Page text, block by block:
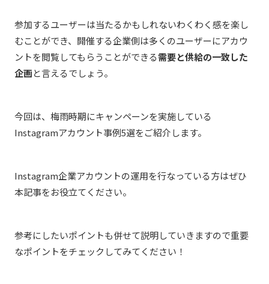
参加するユーザーは当たるかもしれないわくわく感を楽し
むことができ、開催する企業側は多くのユーザーにアカウ
ントを閲覧してもらうことができる需要と供給の一致した
企画と言えるでしょう。
今回は、梅雨時期にキャンペーンを実施している
Instagramアカウント事例5選をご紹介します。
Instagram企業アカウントの運用を行なっている方はぜひ
本記事をお役立てください。
参考にしたいポイントも併せて説明していきますので重要
なポイントをチェックしてみてください！